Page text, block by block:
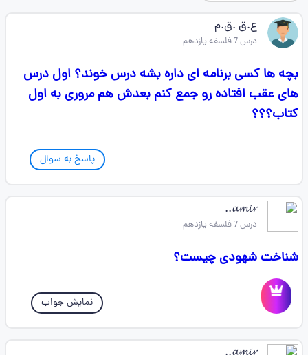
ع.ق .ق.م
درس 7 فلسفه یازدهم
بچه ها کسی برنامه ای داره بشه درس خوند؟ اول درس
های عقب افتاده رو جمع کنم بعدش هم مروری‌ به اول
کتاب؟؟؟
پاسخ به سوال
𝓪𝓶𝓲𝓻..
درس 7 فلسفه یازدهم
شناخت شهودی چیست؟
نمایش جواب